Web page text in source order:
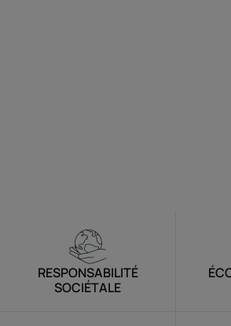
RESPONSABILITÉ
SOCIÉTALE